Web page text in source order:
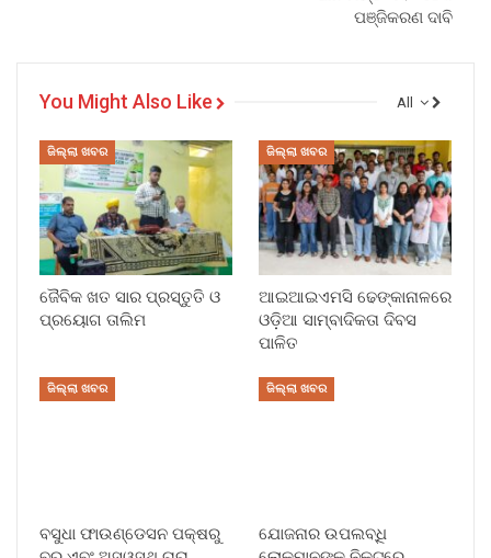
ପଞ୍ଜିକରଣ ଦାବି
All
You Might Also Like
ଜିଲ୍ଲା ଖବର
ଜୈବିକ ଖତ ସାର ପ୍ରସ୍ତୁତି ଓ
ପ୍ରୟୋଗ ତାଲିମ
ଜିଲ୍ଲା ଖବର
ଆଇଆଇଏମସି ଢେଙ୍କାନାଳରେ
ଓଡ଼ିଆ ସାମ୍ବାଦିକତା ଦିବସ
ପାଳିତ
ଜିଲ୍ଲା ଖବର
ବସୁଧା ଫାଉଣ୍ଡେସନ ପକ୍ଷରୁ
ଜିଲ୍ଲା ଖବର
ଯୋଜନାର ଉପଲବ୍ଧି